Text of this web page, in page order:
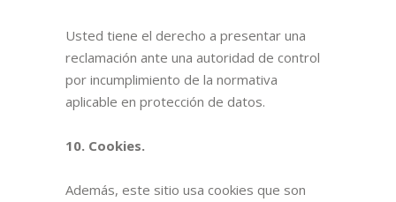
Usted tiene el derecho a presentar una
reclamación ante una autoridad de control
por incumplimiento de la normativa
aplicable en protección de datos.
10. Cookies.
Además, este sitio usa cookies que son